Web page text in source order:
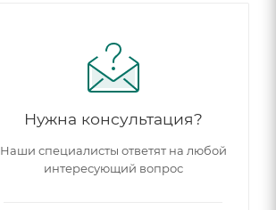
Нужна консультация?
Наши специалисты ответят на любой
интересующий вопрос